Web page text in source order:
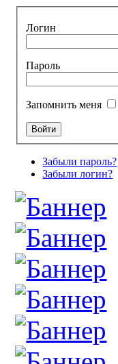
Логин
Пароль
Запомнить меня
Забыли пароль?
Забыли логин?